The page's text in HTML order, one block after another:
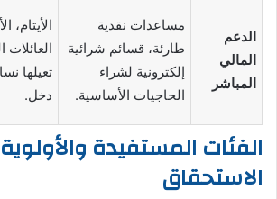
الدعم
المالي
المباشر
مساعدات نقدية
طارئة، قسائم شرائية
إلكترونية لشراء
الحاجيات الأساسية.
الأيتام،
العائلات
تعيلها
دخل.
الفئات المستفيدة
الاستحقاق